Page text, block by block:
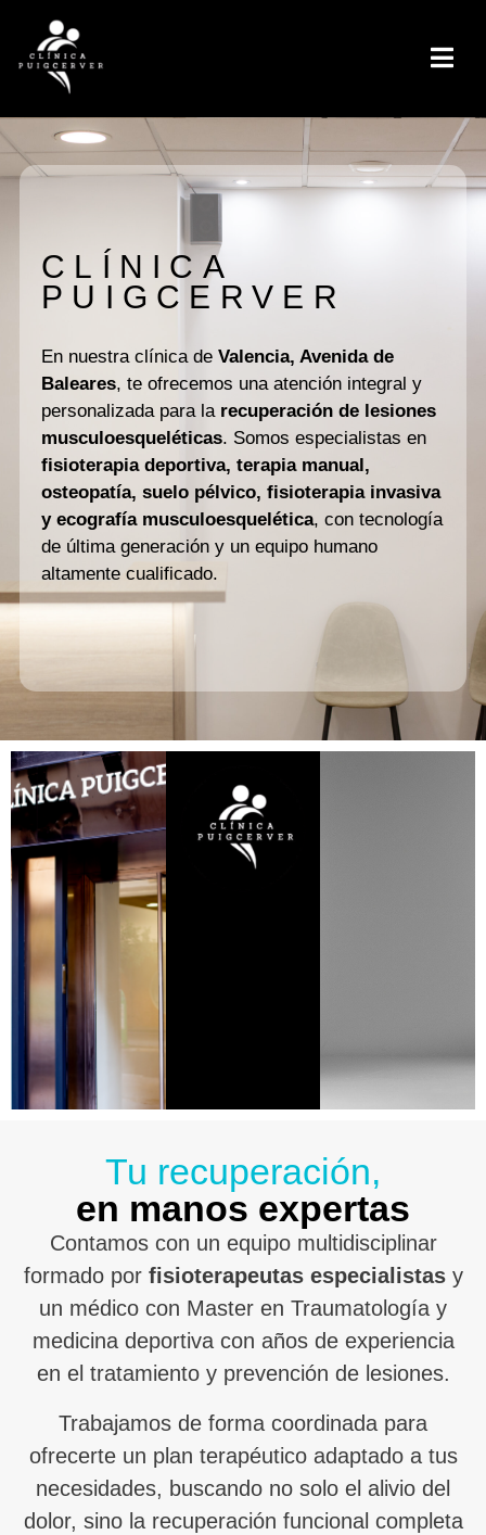
CLÍNICA
PUIGCERVER
En nuestra clínica de Valencia, Avenida de
Baleares, te ofrecemos una atención integral y
personalizada para la recuperación de lesiones
musculoesqueléticas. Somos especialistas en
fisioterapia deportiva, terapia manual,
osteopatía, suelo pélvico, fisioterapia invasiva
y ecografía musculoesquelética, con tecnología
de última generación y un equipo humano
altamente cualificado.
Tu recuperación,
en manos expertas
Contamos con un equipo multidisciplinar
formado por fisioterapeutas especialistasy
un médico con Master en Traumatología y
medicina deportiva con años de experiencia
en el tratamiento y prevención de lesiones.
Trabajamos de forma coordinada para
ofrecerte un plan terapéutico adaptado a tus
necesidades, buscando no solo el alivio del
dolor, sino la recuperación funcional completa